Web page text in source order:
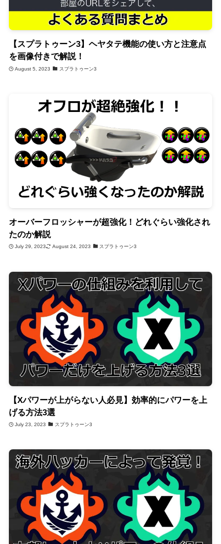
【スプラトゥーン3】ヘヤタテ機能の使い方と注意点
を画像付きで解説！
August 5, 2023 スプラトゥーン3
オーバーフロッシャーが超強化！どれぐらい強化され
たのか解説
July 29, 2023 August 24, 2023 スプラトゥーン3
【Xパワーが上がらない人必見】効率的にパワーを上
げる方法3選
July 23, 2023 スプラトゥーン3